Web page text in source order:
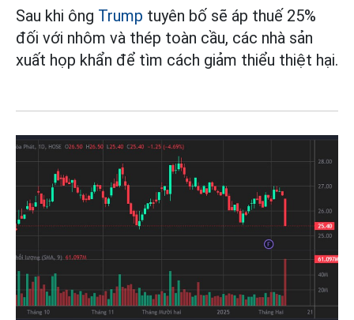
Sau khi ông Trump tuyên bố sẽ áp thuế 25%
đối với nhôm và thép toàn cầu, các nhà sản
xuất họp khẩn để tìm cách giảm thiểu thiệt hại.